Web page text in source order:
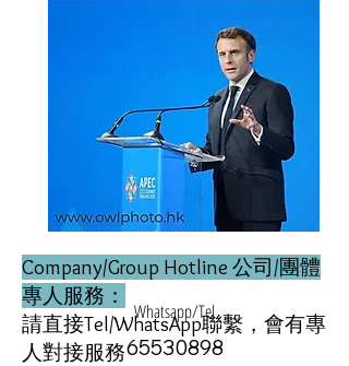
Company/Group Hotline 公司/團體
專人服務：
請直接Tel/WhatsApp聯繫，會有專
人對接服務
Whatsapp/Tel
65530898